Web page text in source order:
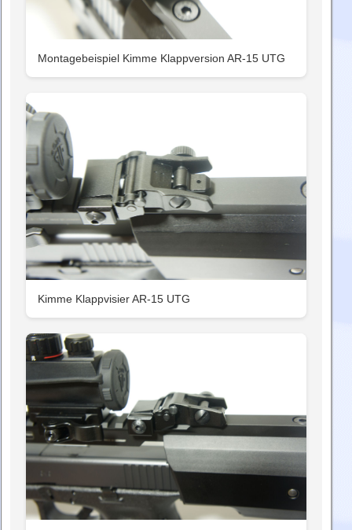
Montagebeispiel Kimme Klappversion AR-15 UTG
Kimme Klappvisier AR-15 UTG